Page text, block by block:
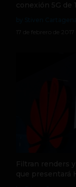
conexión 5G de
17 de febrero de 2017
Filtran renders
que presentará